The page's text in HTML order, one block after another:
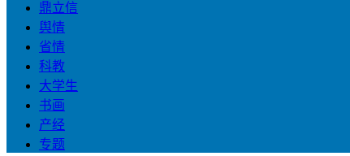
鼎立信
舆情
省情
科教
大学生
书画
产经
专题